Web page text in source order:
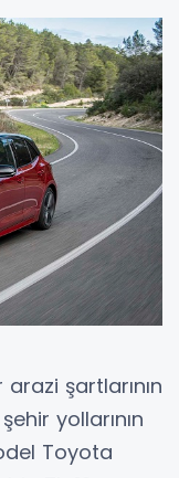
şartlarının
yollarının
Toyota